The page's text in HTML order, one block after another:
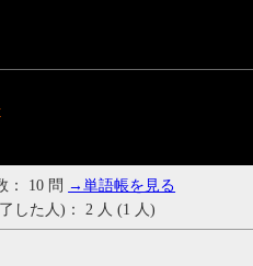
： 10 問 →単語帳を見る
した人)： 2 人 (1 人)